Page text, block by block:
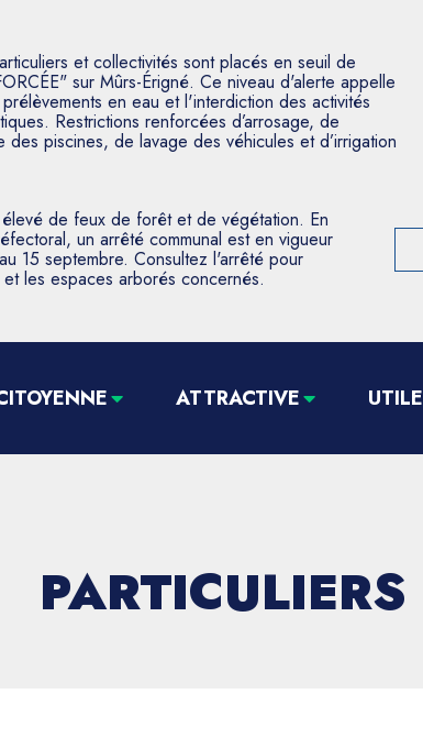
et collectivités sont placés en seuil de
sur Mûrs-Érigné. Ce niveau d'alerte appelle
en eau et l'interdiction des activités
Restrictions renforcées d’arrosage, de
des piscines, de lavage des véhicules et d’irrigation
de feux de forêt et de végétation. En
un arrêté communal est en vigueur
15 septembre. Consultez l'arrêté pour
les espaces arborés concernés.
ATTRACTIVE UTILE
PARTICULIERS